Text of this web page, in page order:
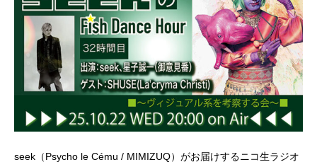
seek（Psycho le Cému / MIMIZUQ）がお届けするニコ生ラジオ